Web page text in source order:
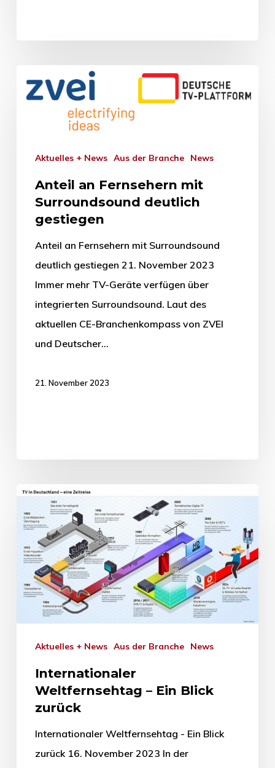
Aktuelles + News Aus der Branche News
Anteil an Fernsehern mit
Surroundsound deutlich
gestiegen
Anteil an Fernsehern mit Surroundsound
deutlich gestiegen 21. November 2023
Immer mehr TV-Geräte verfügen über
integrierten Surroundsound. Laut des
aktuellen CE-Branchenkompass von ZVEI
und Deutscher…
21. November 2023
Aktuelles + News Aus der Branche News
Internationaler
Weltfernsehtag – Ein Blick
zurück
Internationaler Weltfernsehtag - Ein Blick
zurück 16. November 2023 In der